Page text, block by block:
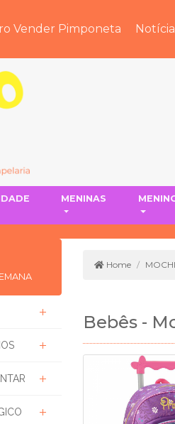
Vender Pimponeta
MENINAS
Home
Bebês -